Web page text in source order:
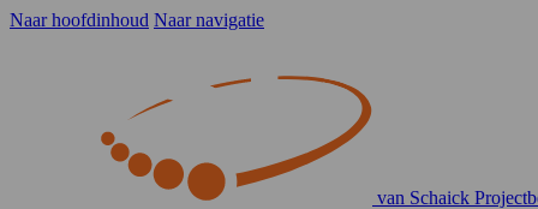
Naar hoofdinhoud Naar navigatie
van Schaick